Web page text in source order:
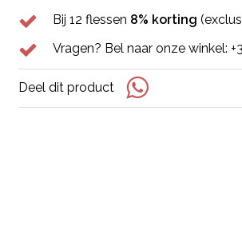
Bij 12 flessen 8% korting
Vragen? Bel naar onze winkel:
Deel dit product